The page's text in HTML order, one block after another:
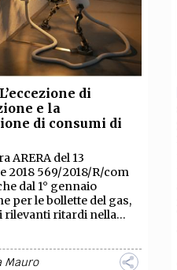
L’eccezione di
e la
di consumi di
ARERA del 13
2018 569/2018/R/com
dal 1° gennaio
per le bollette del gas,
rilevanti ritardi nella...
Mauro